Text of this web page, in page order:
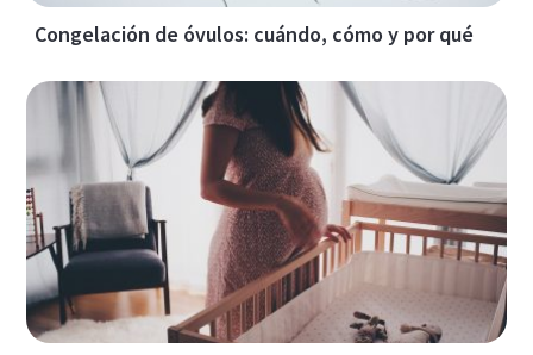
Congelación de óvulos: cuándo, cómo y por qué